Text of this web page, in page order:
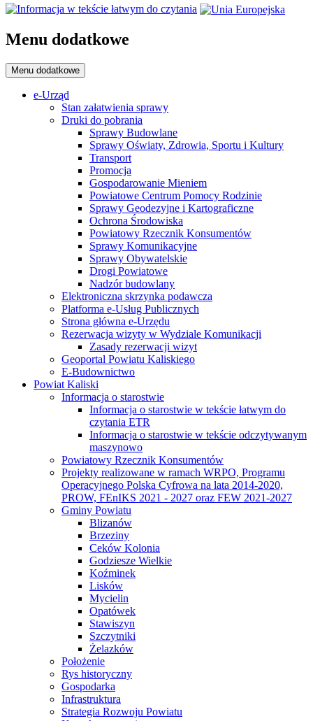
Menu dodatkowe
Menu dodatkowe
e-Urząd
Stan załatwienia sprawy
Druki do pobrania
Sprawy Budowlane
Sprawy Oświaty, Zdrowia, Sportu i Kultury
Transport
Promocja
Gospodarowanie Mieniem
Powiatowe Centrum Pomocy Rodzinie
Sprawy Geodezyjne i Kartograficzne
Ochrona Środowiska
Powiatowy Rzecznik Konsumentów
Sprawy Komunikacyjne
Sprawy Obywatelskie
Drogi Powiatowe
Nadzór budowlany
Elektroniczna skrzynka podawcza
Platforma e-Usług Publicznych
Strona główna e-Urzędu
Rezerwacja wizyty w Wydziale Komunikacji
Zasady rezerwacji wizyt
Geoportal Powiatu Kaliskiego
E-Budownictwo
Powiat Kaliski
Informacja o starostwie
Informacja o starostwie w tekście łatwym do
czytania ETR
Informacja o starostwie w tekście odczytywanym
maszynowo
Powiatowy Rzecznik Konsumentów
Projekty realizowane w ramach WRPO, Programu
Operacyjnego Polska Cyfrowa na lata 2014-2020,
PROW, FEnIKS 2021 - 2027 oraz FEW 2021-2027
Gminy Powiatu
Blizanów
Brzeziny
Ceków Kolonia
Godziesze Wielkie
Koźminek
Lisków
Mycielin
Opatówek
Stawiszyn
Szczytniki
Żelazków
Położenie
Rys historyczny
Gospodarka
Infrastruktura
Strategia Rozwoju Powiatu